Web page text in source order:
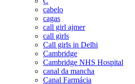
cabelo
cagas
call girl ajmer
call girls
Call girls in Delhi
Cambridge
Cambridge NHS Hospital
canal da mancha
Canal Farmácia